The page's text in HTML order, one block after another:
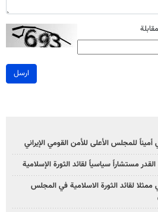
ارسل
للمجلس الأعلى للأمن القومي الإيراني
مستشاراً سياسياً لقائد الثورة الإسلامية
لقائد الثورة الاسلامية في المجلس